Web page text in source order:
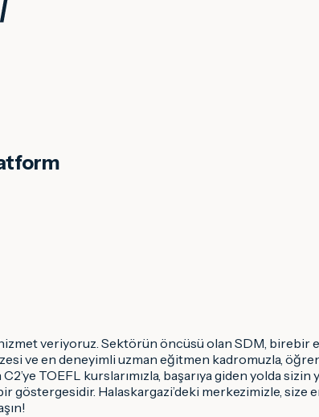
veriyoruz. Sektörün öncüsü olan SDM, birebir
ve en deneyimli uzman eğitmen kadromuzla,
TOEFL kurslarımızla, başarıya giden yolda sizin
göstergesidir. Halaskargazi’deki merkezimizle, size